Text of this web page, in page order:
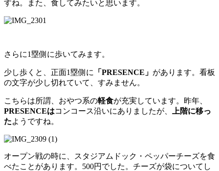
すね。また、食してみたいと思います。
さらに1塁側に歩いてみます。
少し歩くと、正面1塁側に 「PRESENCE」 があります。看板
の文字が少し切れていて、すみません。
こちらは所謂、おやつ系の軽食が充実しています。昨年、
PRESENCEはコンコース沿いにありましたが、
上階に移っ
たようですね。
オープン戦の時に、スタジアムドック・ペッパーチーズを食
べたことがあります。500円でした。チーズが袋についてし